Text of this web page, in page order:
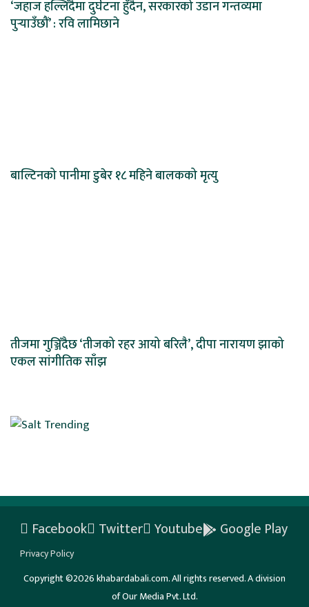
‘जहाज हल्लिँदैमा दुर्घटना हुँदैन, सरकारको उडान गन्तव्यमा
पुर्‍याउँछौं’ : रवि लामिछाने
बाल्टिनको पानीमा डुबेर १८ महिने बालकको मृत्यु
तीजमा गुञ्जिँदैछ ‘तीजको रहर आयो बरिलै’, दीपा नारायण झाको
एकल सांगीतिक साँझ
Facebook Twitter Youtube Google Play
Privacy Policy
Copyright ©2026 khabardabali.com. All rights reserved. A division
of Our Media Pvt. Ltd.